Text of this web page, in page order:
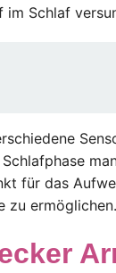
Schlaf
für das
zu ermöglichen.